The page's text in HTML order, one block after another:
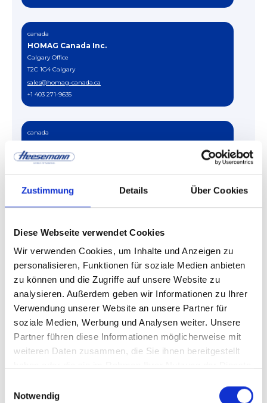
Zustimmung Details Über Cookies
Diese Webseite verwendet Cookies
Wir verwenden Cookies, um Inhalte und Anzeigen zu
personalisieren, Funktionen für soziale Medien anbieten
zu können und die Zugriffe auf unsere Website zu
analysieren. Außerdem geben wir Informationen zu Ihrer
Verwendung unserer Website an unsere Partner für
soziale Medien, Werbung und Analysen weiter. Unsere
Partner führen diese Informationen möglicherweise mit
weiteren Daten zusammen, die Sie ihnen bereitgestellt
Notwendig
canada
HOMAG Canada Inc.
Calgary Office
T2C 1G4 Calgary
sales@homag-canada.ca
+1 403 271-9635
canada
HOMAG Canada Inc.
Toronto Office
+1 905 670-1700
canada
2220 Cedar Street
CA 91761 Ontario
info@stilesmachinery.com
+1 909 923 22 64
HOMAG (China) Machinery Co. Ltd.
No. 88 Jianguo Road
+86 4000 9333 77